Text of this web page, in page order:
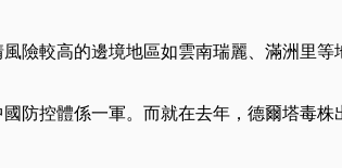
險較高的邊境地區如雲南瑞麗、滿洲里等
防控體係一軍。而就在去年，德爾塔毒